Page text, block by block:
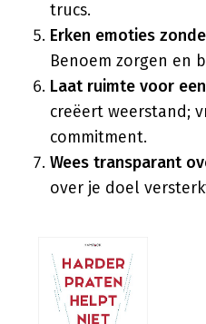
trucs.
Erken emoties
Benoem zorgen en
Laat ruimte voor
creëert weerstand;
commitment.
Wees transparant
over je doel